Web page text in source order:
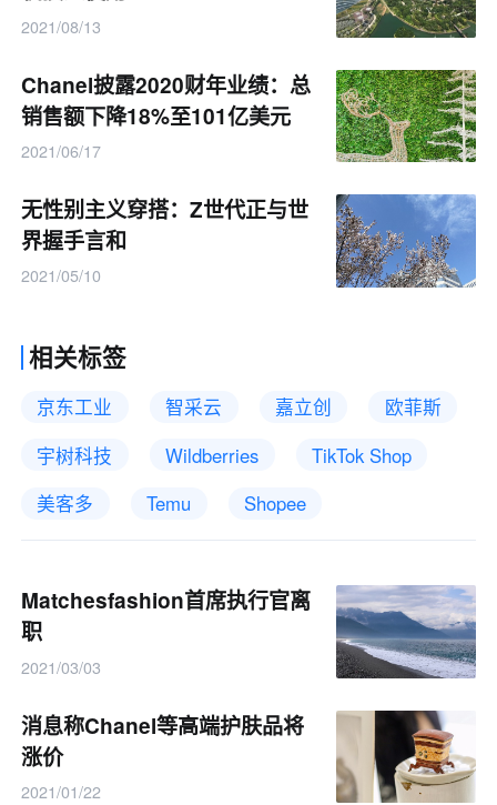
2021/08/13
Chanel披露2020财年业绩：总
销售额下降18%至101亿美元
2021/06/17
无性别主义穿搭：Z世代正与世
界握手言和
2021/05/10
相关标签
京东工业 智采云 嘉立创
欧菲斯
宇树科技
Wildberries
TikTok Shop
美客多
Temu Shopee
Matchesfashion首席执行官离
职
2021/03/03
消息称Chanel等高端护肤品将
涨价
2021/01/22